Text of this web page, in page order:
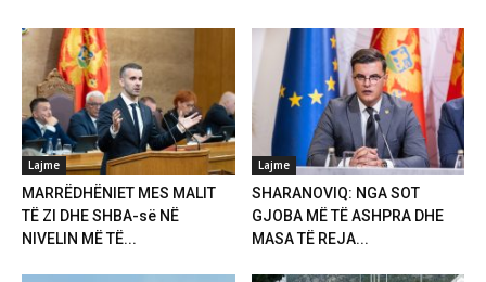
Lajme
MARRËDHËNIET MES MALIT
TË ZI DHE SHBA-së NË
NIVELIN MË TË...
Lajme
SHARANOVIQ: NGA SOT
GJOBA MË TË ASHPRA DHE
MASA TË REJA...